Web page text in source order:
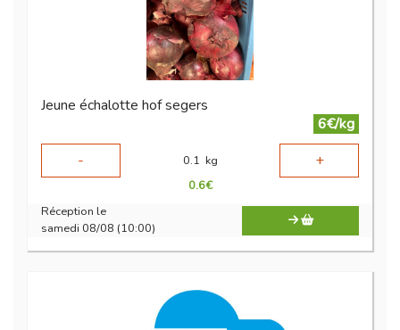
Jeune échalotte hof segers
6€/kg
-
0.1 kg +
0.6€
Réception le
samedi 08/08 (10:00)